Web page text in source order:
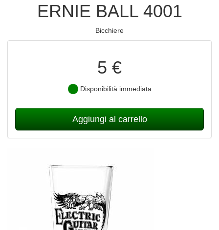
ERNIE BALL 4001
Bicchiere
5 €
Disponibilità immediata
Aggiungi al carrello